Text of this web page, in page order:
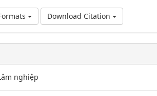
Download Citation
nghiệp